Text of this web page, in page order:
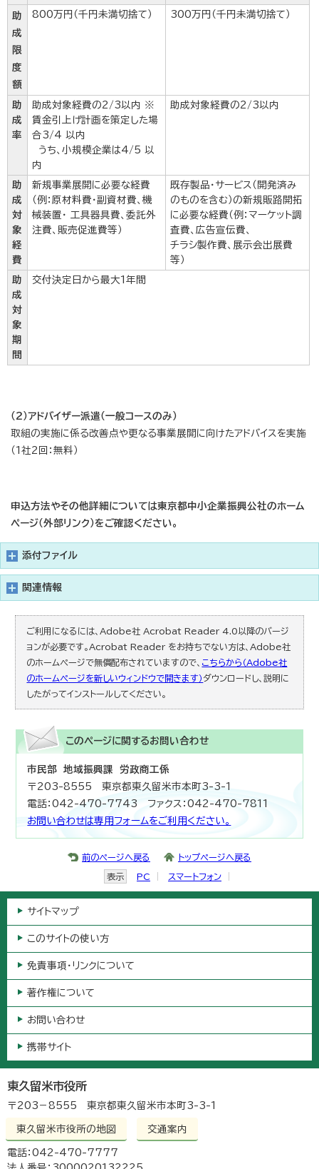
助
成
限
度
額
800万円（千円未満切捨て） 300万円（千円未満切捨て）
助
成
率
助成対象経費の2/3以内 ※
賃金引上げ計画を策定した場
合3/4 以内
うち、小規模企業は4/5 以
内
助成対象経費の2/3以内
助
成
対
象
経
費
新規事業展開に必要な経費
（例：原材料費・副資材費、機
械装置・ 工具器具費、委託外
注費、販売促進費等）
既存製品・サービス（開発済み
のものを含む）の新規販路開拓
に必要な経費（例：マーケット調
査費、広告宣伝費、
チラシ製作費、展示会出展費
等）
助
成
対
象
期
間
交付決定日から最大1年間
（2）アドバイザー派遣（一般コースのみ）
取組の実施に係る改善点や更なる事業展開に向けたアドバイスを実施
（1社2回：無料）
申込方法やその他詳細については東京都中小企業振興公社のホーム
ページ（外部リンク）をご確認ください。
添付ファイル
関連情報
ご利用になるには、Adobe社 Acrobat Reader 4.0以降のバージ
ョンが必要です。Acrobat Reader をお持ちでない方は、Adobe社
のホームページで無償配布されていますので、 こちらから（Adobe社
のホームページを新しいウィンドウで開きます）ダウンロードし、説明に
したがってインストールしてください。
このページに関するお問い合わせ
市民部 地域振興課 労政商工係
〒203-8555 東京都東久留米市本町3-3-1
電話：042-470-7743 ファクス：042-470-7811
お問い合わせは専用フォームをご利用ください。
前のページへ戻る トップページへ戻る
表示 PC スマートフォン
サイトマップ
このサイトの使い方
免責事項・リンクについて
著作権について
お問い合わせ
携帯サイト
東久留米市役所
〒203－8555 東京都東久留米市本町3-3-1
東久留米市役所の地図 交通案内
電話：042-470-7777